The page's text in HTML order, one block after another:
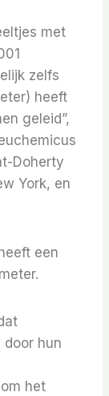
met
zelfs
heeft
geleid”,
Doherty
York, en
een
hun
het